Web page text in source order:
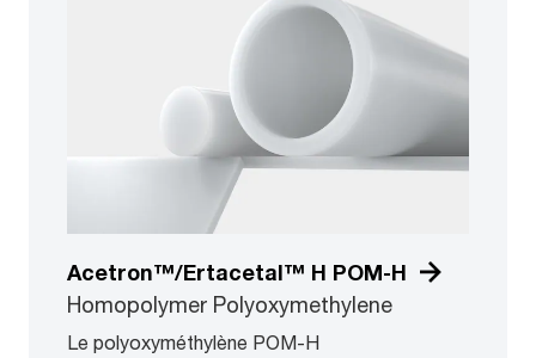
Acetron™/Ertacetal™ H POM-H
Homopolymer Polyoxymethylene
Le polyoxyméthylène POM-H